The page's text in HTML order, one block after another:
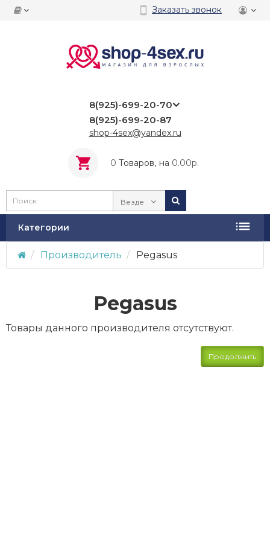
Заказать звонок
8(925)-699-20-70
8(925)-699-20-87
shop-4sex@yandex.ru
0 Tоваров, на 0.00р.
Везде
Категории
Производитель Pegasus
Pegasus
Товары данного производителя отсутствуют.
Продолжить